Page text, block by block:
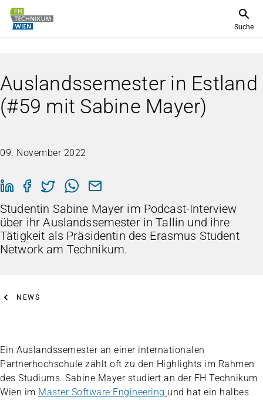
Suche
Auslandssemester in Estland
(#59 mit Sabine Mayer)
09. November 2022
Studentin Sabine Mayer im Podcast-Interview
über ihr Auslandssemester in Tallin und ihre
Tätigkeit als Präsidentin des Erasmus Student
Network am Technikum.
NEWS
Ein Auslandssemester an einer internationalen
Partnerhochschule zählt oft zu den Highlights im Rahmen
des Studiums. Sabine Mayer studiert an der FH Technikum
Wien im Master Software Engineering und hat ein halbes